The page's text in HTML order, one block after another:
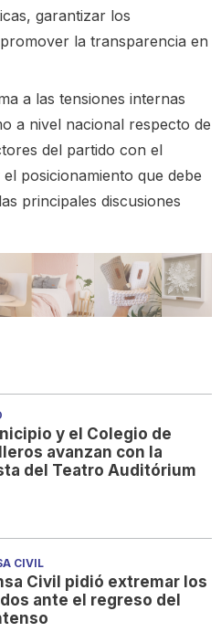
garantizar los
la transparencia en
a las tensiones internas
a nivel nacional respecto de
del partido con el
posicionamiento que debe
principales discusiones
y el Colegio de
avanzan con la
del Teatro Auditórium
CIVIL
Civil pidió extremar los
ante el regreso del